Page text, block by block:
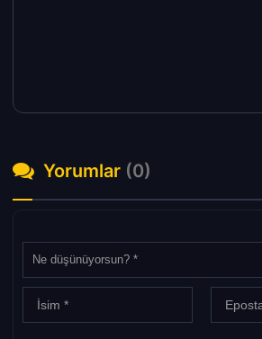
Yorumlar (0)